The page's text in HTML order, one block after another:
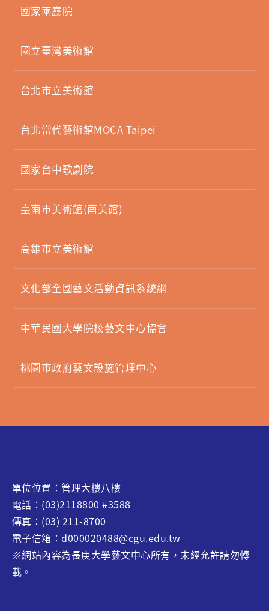
國家兩廳院
國立臺灣美術館
台北市立美術館
台北當代藝術館MOCA Taipei
國家台中歌劇院
臺南市美術館(南美館)
高雄市立美術館
文化部全國藝文活動資訊系統網
中華民國大學院校藝文中心協會
桃園市政府藝文設施管理中心
單位位置：管理大樓八樓
電話：(03)2118800 #3588
傳真：(03) 211-8700
電子信箱：d000020488@cgu.edu.tw
※網站內容為長庚大學藝文中心所有，未經允許請勿轉
載。